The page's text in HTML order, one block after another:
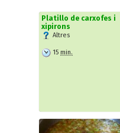
Platillo de carxofes i
xipirons
Altres
15 min.